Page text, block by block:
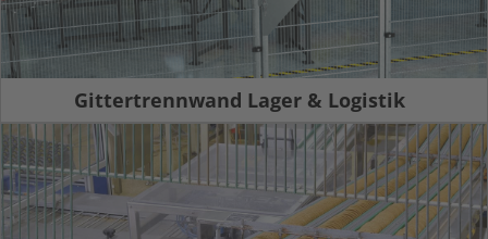
Gittertrennwand Lager & Logistik